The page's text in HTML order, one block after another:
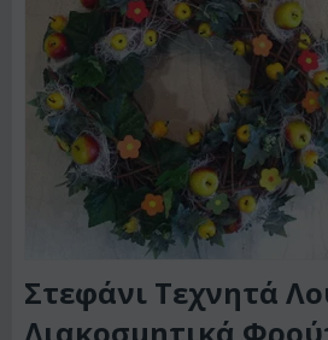
Στεφάνι Τεχνητά